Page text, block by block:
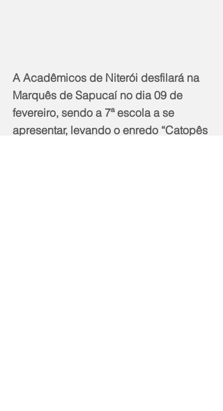
A Acadêmicos de Niterói desfilará na
Marquês de Sapucaí no dia 09 de
fevereiro, sendo a 7ª escola a se
apresentar, levando o enredo “Catopês